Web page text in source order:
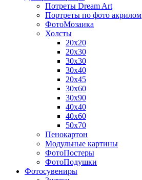
Потреты Dream Art
Портреты по фото акрилом
ФотоМозаика
Холсты
20х20
20х30
30х30
30х40
20х45
30х60
30х90
40х40
40х60
50х70
Пенокартон
Модульные картины
ФотоПостеры
ФотоПодушки
Фотоcувениры